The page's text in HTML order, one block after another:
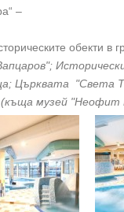
–
обекти в
Църквата "Света
музей "Неофит